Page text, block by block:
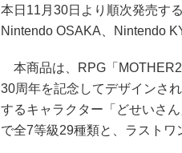
本日11月30日より順次発売す
Nintendo OSAKA、Nintendo
本商品は、RPG「MOTHER2
30周年を記念してデザインさ
するキャラクター「どせいさ
で全7等級29種類と、ラストワ